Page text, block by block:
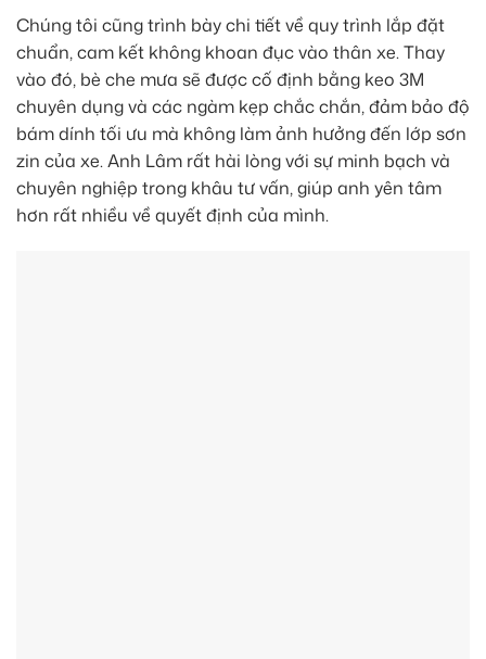
Chúng tôi cũng trình bày chi tiết về quy trình lắp đặt
chuẩn, cam kết không khoan đục vào thân xe. Thay
vào đó, bè che mưa sẽ được cố định bằng keo 3M
chuyên dụng và các ngàm kẹp chắc chắn, đảm bảo độ
bám dính tối ưu mà không làm ảnh hưởng đến lớp sơn
zin của xe. Anh Lâm rất hài lòng với sự minh bạch và
chuyên nghiệp trong khâu tư vấn, giúp anh yên tâm
hơn rất nhiều về quyết định của mình.